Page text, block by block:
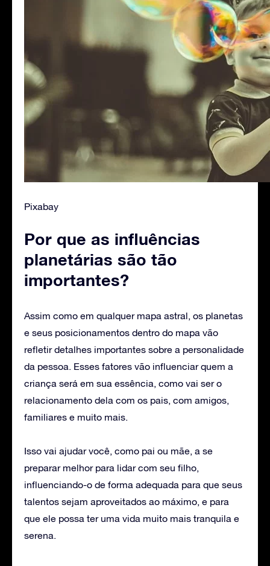
Pixabay
Por que as influências
planetárias são tão
importantes?
‌Assim como em qualquer mapa astral, os planetas
e seus posicionamentos dentro do mapa vão
refletir detalhes importantes sobre a personalidade
da pessoa. Esses fatores vão influenciar quem a
criança será em sua essência, como vai ser o
relacionamento dela com os pais, com amigos,
familiares e muito mais.
Isso vai ajudar você, como pai ou mãe, a se
preparar melhor para lidar com seu filho,
influenciando-o de forma adequada para que seus
talentos sejam aproveitados ao máximo, e para
que ele possa ter uma vida muito mais tranquila e
serena.